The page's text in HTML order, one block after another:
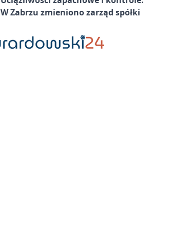
W Zabrzu zmieniono zarząd spółki